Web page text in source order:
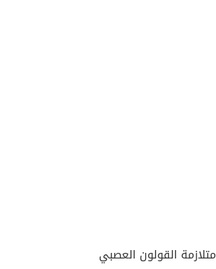
متلازمة القولون العصبي